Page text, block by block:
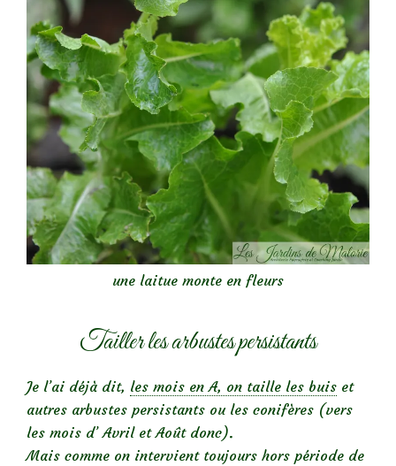
une laitue monte en fleurs
Tailler les arbustes persistants
Je l’ai déjà dit, les mois en A, on taille les buis et
autres arbustes persistants ou les conifères (vers
les mois d’ Avril et Août donc).
Mais comme on intervient toujours hors période de